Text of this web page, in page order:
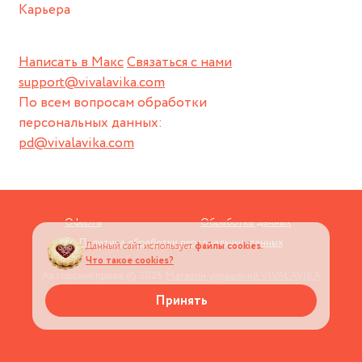
Написать в МаксСвязаться с нами
support@vivalavika.com
По всем вопросам обработки
персональных данных:
pd@vivalavika.com
Карьера
Оферта
Обработка данных
Политика обработки персональных данных
Данный сайт используетфайлы cookies.
Что такое cookies?
Принять